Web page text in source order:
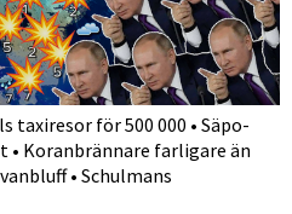
för 500 000 • Säpo-
• Koranbrännare farligare än
• Schulmans